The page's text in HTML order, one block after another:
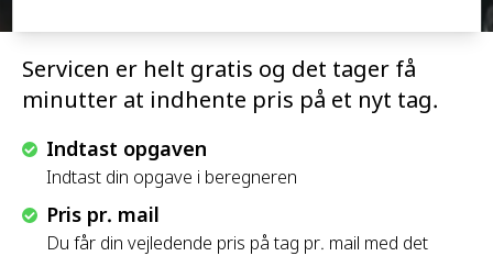
Servicen er helt gratis og det tager få
minutter at indhente pris på et nyt tag.
Indtast opgaven
Indtast din opgave i beregneren
Pris pr. mail
Du får din vejledende pris på tag pr. mail med det